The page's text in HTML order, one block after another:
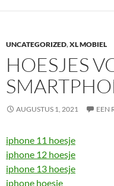
UNCATEGORIZED,XL MOBIEL
HOESJES
AUGUSTUS 1, 2021 EEN
iphone 11 hoesje
iphone 12 hoesje
iphone 13 hoesje
iphone hoesje